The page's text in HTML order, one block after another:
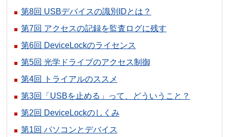
第8回 USBデバイスの識別IDとは？
第7回 アクセスの記録を監査ログに残す
第6回 DeviceLockのライセンス
第5回 光学ドライブのアクセス制御
第4回 トライアルのススメ
第3回「USBを止める」って、どういうこと？
第2回 DeviceLockのしくみ
第1回 パソコンとデバイス